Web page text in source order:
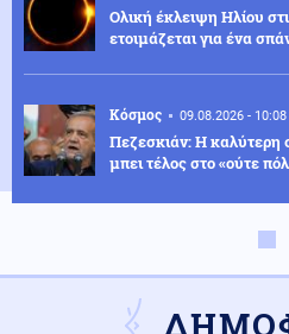
Ολική έκλειψη Ηλίου
ετοιμάζεται για ένα
Κόσμος 09.08.2026 - 10:08
Πεζεσκιάν: Η
μπει τέλος στο «ούτε